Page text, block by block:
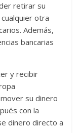
retirar su
otra
Además,
bancarias
y recibir
su dinero
con la
dinero directo a